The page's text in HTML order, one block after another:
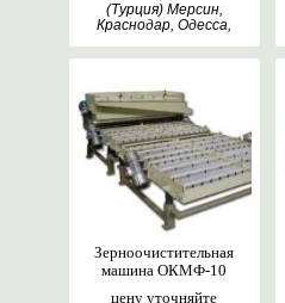
(Турция) Мерсин,
Краснодар, Одесса,
цену уточняйте
Зерноочистительная
машина ОКМФ-10